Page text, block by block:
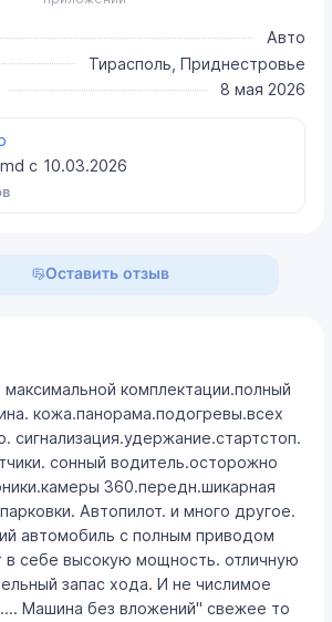
Авто
Тирасполь, Приднестровье
8 мая 2026
с 10.03.2026
Оставить отзыв
максимальной комплектации.полный
кожа.панорама.подогревы.всех
сигнализация.удержание.стартстоп.
сонный водитель.осторожно
360.передн.шикарная
Автопилот. и много другое.
автомобиль с полным приводом
в себе высокую мощность. отличную
запас хода. И не числимое
Машина без вложений" свежее то